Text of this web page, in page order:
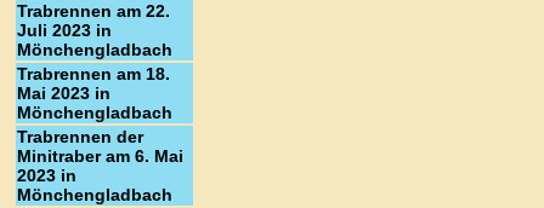
Trabrennen am 22.
Juli 2023 in
Mönchengladbach
Trabrennen am 18.
Mai 2023 in
Mönchengladbach
Trabrennen der
Minitraber am 6. Mai
2023 in
Mönchengladbach